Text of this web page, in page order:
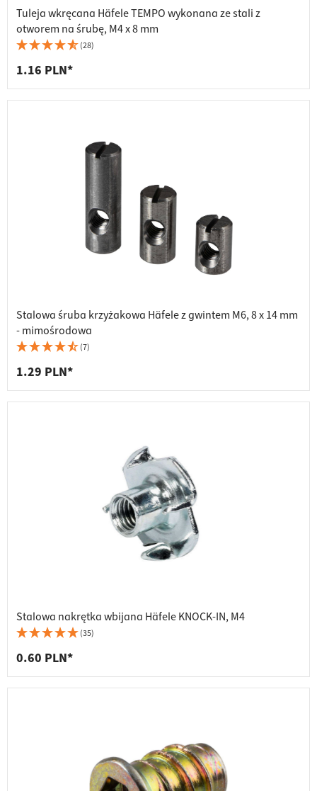
Tuleja wkręcana Häfele TEMPO wykonana ze stali z
otworem na śrubę, M4 x 8 mm
(28)
1.16 PLN*
Stalowa śruba krzyżakowa Häfele z gwintem M6, 8 x 14 mm
- mimośrodowa
(7)
1.29 PLN*
Stalowa nakrętka wbijana Häfele KNOCK-IN, M4
(35)
0.60 PLN*